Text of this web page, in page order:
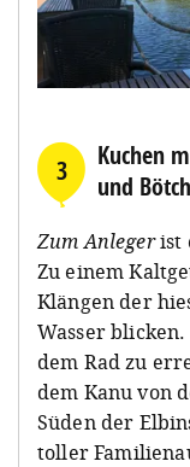
3
Kuchen
und
Zum Anlegerist
Zu einem
Klängen der
Wasser
dem Rad zu
dem Kanu von
Süden der
toller